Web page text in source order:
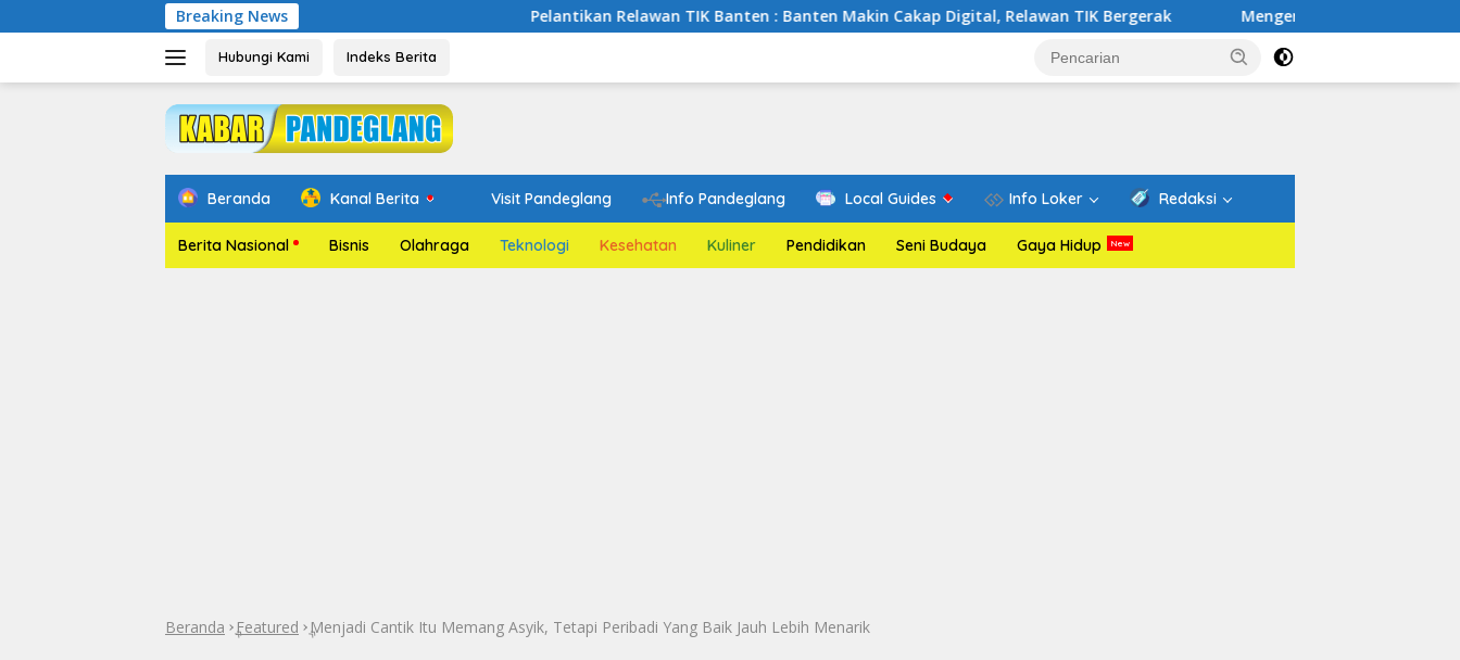
ke
Breaking News Pelantikan Relawan TIK Banten : Banten Makin Cakap Digital, Relawan TIK Bergerak Mengenal Website Resmi PAFI: Wadah
Hubungi Kami Indeks Berita
Beranda Kanal Berita Visit Pandeglang Info Pandeglang Local Guides Info Loker Redaksi
Berita Nasional Bisnis Olahraga Teknologi Kesehatan Kuliner Pendidikan Seni Budaya Gaya Hidup
Beranda »Featured »Menjadi Cantik Itu Memang Asyik, Tetapi Peribadi Yang Baik Jauh Lebih Menarik